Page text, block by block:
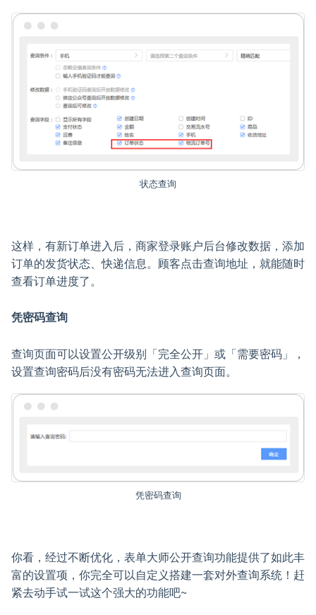
状态查询
这样，有新订单进入后，商家登录账户后台修改数据，添加
订单的发货状态、快递信息。顾客点击查询地址，就能随时
查看订单进度了。
凭密码查询
查询页面可以设置公开级别「完全公开」或「需要密码」，
设置查询密码后没有密码无法进入查询页面。
凭密码查询
你看，经过不断优化，表单大师公开查询功能提供了如此丰
富的设置项，你完全可以自定义搭建一套对外查询系统！赶
紧去动手试一试这个强大的功能吧~